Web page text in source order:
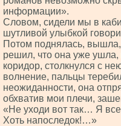
информации».
Словом, сидели мы в
шутливой улыбкой
Потом поднялась,
решил, что она уже
коридор, столкнулся с
волнение, пальцы
неожиданности, она
обхватив мои плечи,
«Не уходи вот так… Я
Хоть напоследок!…»